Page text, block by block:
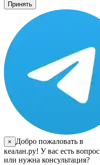
Принять
×
Добро пожаловать в
кеалан.ру! У вас есть вопрос
или нужна консультация?